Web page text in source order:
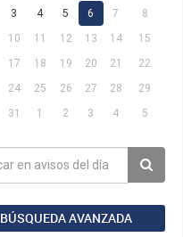
3 4 5 6 7
8
10 11 12 13 14
15
17 18 19 20 21
22
24 25 26 27 28
29
31 1 2 3 4 5
BÚSQUEDA AVANZADA